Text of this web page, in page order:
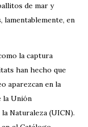
de mar y
en
la captura
han hecho que
aparezcan en la
la Unión
Naturaleza (UICN).